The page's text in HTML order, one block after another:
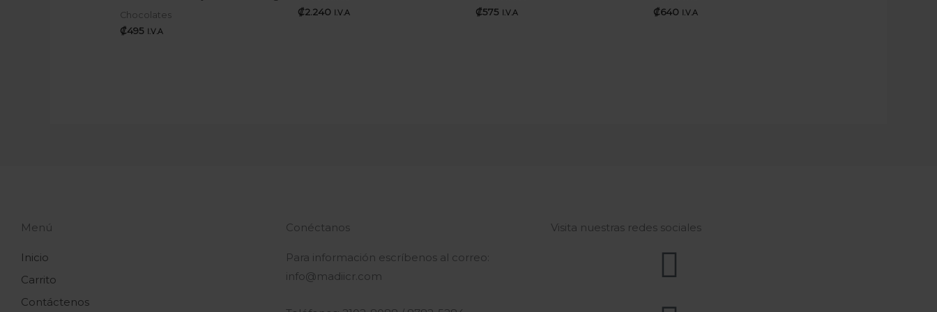
Chocolates
₡495 I.V.A
₡2.240 I.V.A ₡575 I.V.A ₡640 I.V.A
Menú
Inicio
Carrito
Contáctenos
Conéctanos
Para información escríbenos al correo:
info@madiicr.com
Visita nuestras redes sociales